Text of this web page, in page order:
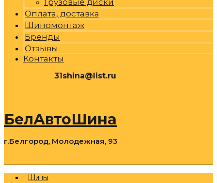
Грузовые диски
Оплата, доставка
Шиномонтаж
Бренды
Отзывы
Контакты
31shina@list.ru
БелАвтоШина
г.Белгород, Молодежная, 93
Шины